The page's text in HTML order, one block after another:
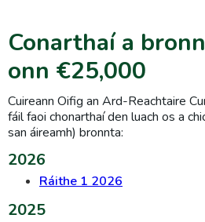
Conarthaí a
onn €25,000
Cuireann Oifig an Ard-Reachtaire
fáil faoi chonarthaí den luach os a
san áireamh) bronnta:
2026
Ráithe 1 2026
2025